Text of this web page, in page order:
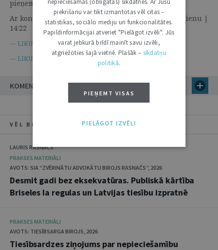
pieņemtajiem lēmumiem | | Lekcijas
Ar konferenci atzīmē administratīvo tiesu 15. gadadienu |
14:22 • 6. septembris | Jaunumi
— LIKUMI.LV — Administratīvā procesa likums
— LIKUMI.LV — Par tiesu varu
KOMENTĀRI
VĒL BIBLIOTĒKĀ
LAURIS RASNAČS
PRAKSES MATERIĀLI
AVOTS: SIA “ZVĒRINĀTU ADVOKĀTU BIROJS RASNAČS”, 2026
Desmit gadi bez eksekvatūras. Publiskā kārtība
Briseles Ia regulas un Latvijas tiesību izpratnē
PRAKSES MATERIĀLI
AVOTS: TIESĪBSARGA BIROJS, 2026
Tiesībsardzes ziņojums par nepieciešamību
piekrišanu var tikt izmantotas vēl citas –
statistikas, sociālo mediju un funkcionalitātes.
Papildinformācijai atveriet "Pielāgot izvēli". Jūs
varat jebkurā brīdī mainīt savu izvēli,
atgriežoties šajā vietnē. Plašāk – sīkdatņu
politikā.
PIEŅEMT VISAS
PIELĀGOT IZVĒLI